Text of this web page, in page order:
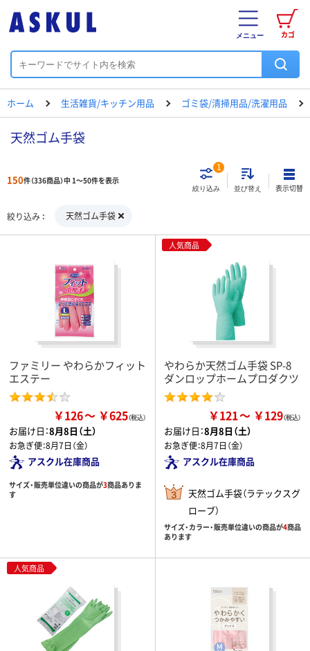
カゴ
メニュー
ホーム 生活雑貨/キッチン用品 ゴミ袋/清掃用品/洗濯用品
天然ゴム手袋
150件（336商品）中 1～50件を表示
絞り込み
1
並び替え 表示切替
絞り込み 天然ゴム手袋
ファミリー やわらかフィット
エステー
￥126 ￥625
お届け日：8月8日（土）
お急ぎ便：8月7日（金）
アスクル在庫商品
サイズ・販売単位違いの商品が3商品ありま
す
人気商品
やわらか天然ゴム手袋 SP-8
ダンロップホームプロダクツ
￥121 ￥129
お届け日：8月8日（土）
お急ぎ便：8月7日（金）
アスクル在庫商品
天然ゴム手袋（ラテックスグ
ローブ）
サイズ・カラー・販売単位違いの商品が4商品
あります
人気商品